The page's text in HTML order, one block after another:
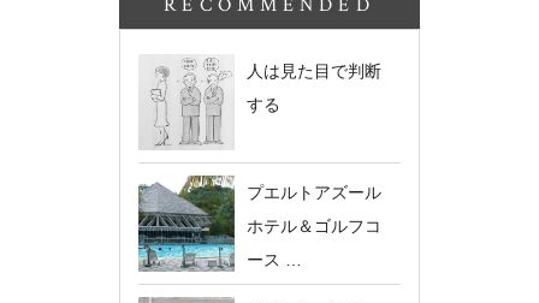
RECOMMENDED
人は見た目で判断
する
プエルトアズール
ホテル＆ゴルフコ
ース …